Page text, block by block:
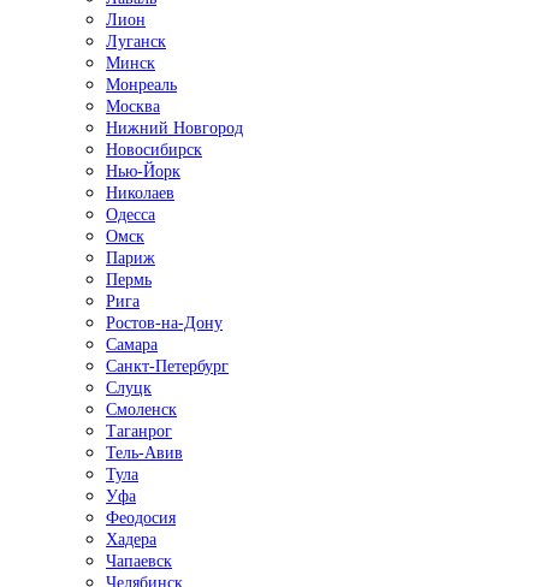
Лион
Луганск
Минск
Монреаль
Москва
Нижний Новгород
Новосибирск
Нью-Йорк
Николаев
Одесса
Омск
Париж
Пермь
Рига
Ростов-на-Дону
Самара
Санкт-Петербург
Слуцк
Смоленск
Таганрог
Тель-Авив
Тула
Уфа
Феодосия
Хадера
Чапаевск
Челябинск